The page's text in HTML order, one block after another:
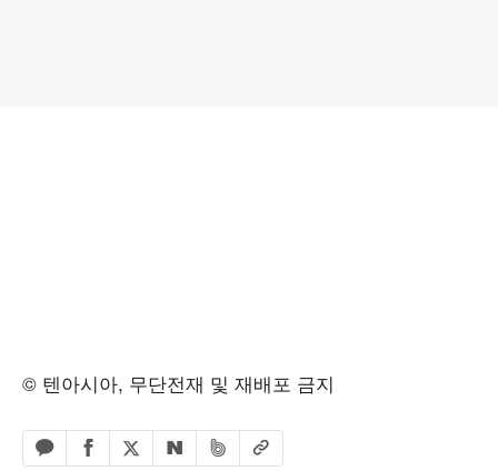
© 텐아시아, 무단전재 및 재배포 금지
카카오톡 공유하기
페이스북 공유하기
엑스 공유하기
네이버 공유하기
밴드 공유하기
URL복사